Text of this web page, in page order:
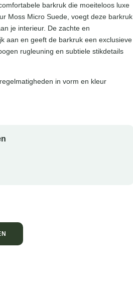
barkruk die moeiteloos luxe
Moss Micro Suede, voegt deze barkruk
je interieur. De zachte en
aan en geeft de barkruk een exclusieve
rugleuning en subtiele stikdetails
in vorm en kleur